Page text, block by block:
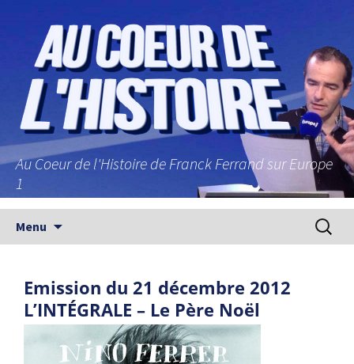
Au Coeur de l'Histoire de Franck Ferrand sur Europe
1
Menu
Emission du 21 décembre 2012
L’INTÉGRALE – Le Père Noël